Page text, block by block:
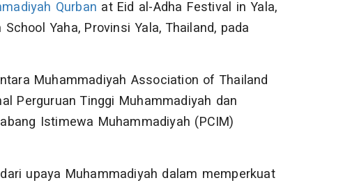
Qurban at Eid al-Adha Festival in Yala,
Yaha, Provinsi Yala, Thailand, pada
Muhammadiyah Association of Thailand
Perguruan Tinggi Muhammadiyah dan
Istimewa Muhammadiyah (PCIM)
upaya Muhammadiyah dalam memperkuat